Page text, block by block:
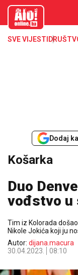
aloonline.b
SVE VIJESTI
Dodaj
Košarka
Duo
vođstvo u
Tim iz Kolorada
Nikole Jokića koji ju
Autor: dijana.macura
30.04.2023.
08:10